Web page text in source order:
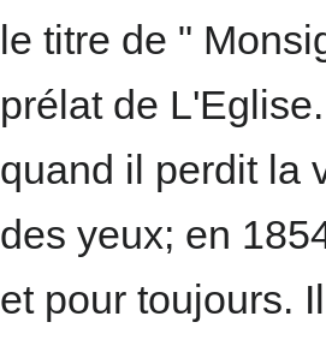
le titre de "
prélat de
quand il perdit la
des yeux; en
et pour toujours.